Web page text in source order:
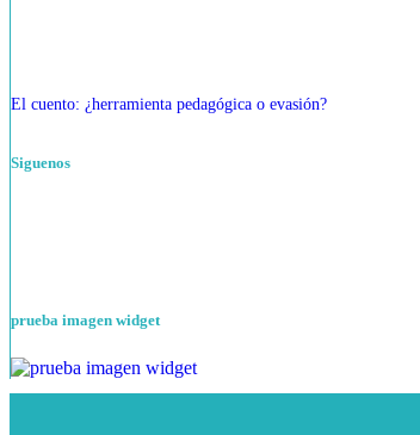
El cuento: ¿herramienta pedagógica o evasión?
Siguenos
prueba imagen widget